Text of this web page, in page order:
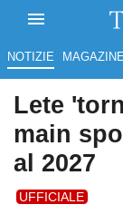
NOTIZIE MAGAZINE
Lete
main
al 2027
UFFICIALE